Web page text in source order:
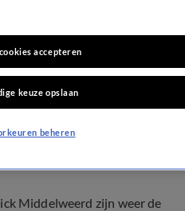
vingers bij af
Middelweerd zijn weer de
accepteren
keuze opslaan
beheren